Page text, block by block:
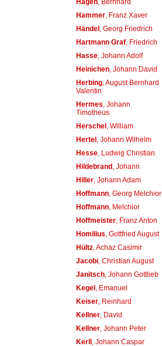
Hammer, Franz Xaver
Händel, Georg Friedrich
Hartmann Graf, Friedrich
Hasse, Johann Adolf
Heinichen, Johann David
Herbing, August Bernhard
Valentin
Hermes , Johann
Timotheus
Herschel, William
Hertel, Johann Wilhelm
Hesse, Ludwig Christian
Hildebrand, Johann
Hiller, Johann Adam
Hoffmann, Georg Melchior
Hoffmann, Melchior
Hoffmeister, Franz Anton
Homilius , Gottfried August
Hültz, Achaz Casimir
Jacobi, Christian August
Janitsch, Johann Gottlieb
Kegel, Emanuel
Keiser, Reinhard
Kellner, David
Kellner, Johann Peter
Kerll, Johann Caspar